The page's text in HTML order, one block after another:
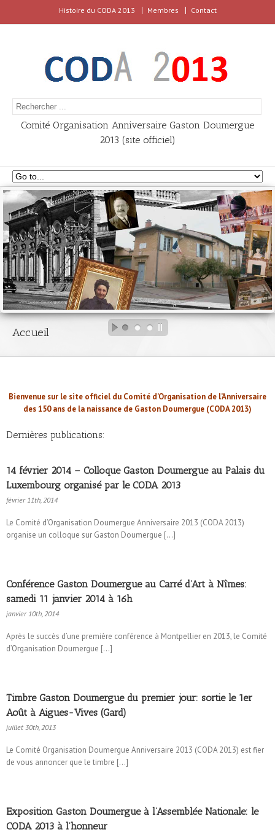
Histoire du CODA 2013 Membres Contact
Comité Organisation Anniversaire Gaston Doumergue
2013 (site officiel)
Accueil
Bienvenue sur le site officiel du Comité d’Organisation de l’Anniversaire
des 150 ans de la naissance de Gaston Doumergue (CODA 2013)
Dernières publications:
14 février 2014 – Colloque Gaston Doumergue au Palais du
Luxembourg organisé par le CODA 2013
février 11th, 2014
Le Comité d’Organisation Doumergue Anniversaire 2013 (CODA 2013)
organise un colloque sur Gaston Doumergue […]
Conférence Gaston Doumergue au Carré d’Art à Nîmes:
samedi 11 janvier 2014 à 16h
janvier 10th, 2014
Après le succès d’une première conférence à Montpellier en 2013, le Comité
d’Organisation Doumergue […]
Timbre Gaston Doumergue du premier jour: sortie le 1er
Août à Aigues-Vives (Gard)
juillet 30th, 2013
Le Comité Organisation Doumergue Anniversaire 2013 (CODA 2013) est fier
de vous annoncer que le timbre […]
Exposition Gaston Doumergue à l’Assemblée Nationale: le
CODA 2013 à l’honneur